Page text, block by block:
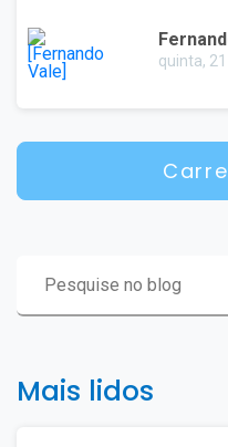
quinta,
Mais lidos